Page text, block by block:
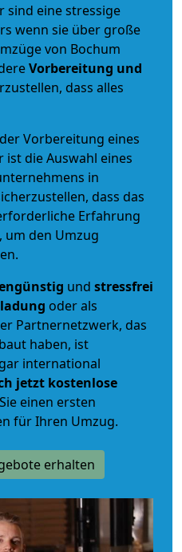
sind eine stressige
wenn sie über große
von Bochum
Vorbereitung und
dass alles
Vorbereitung eines
ist die Auswahl eines
in
dass das
Erfahrung
den Umzug
und stressfrei
oder als
Partnernetzwerk, das
haben, ist
international
jetzt kostenlose
einen ersten
für Ihren Umzug.
erhalten